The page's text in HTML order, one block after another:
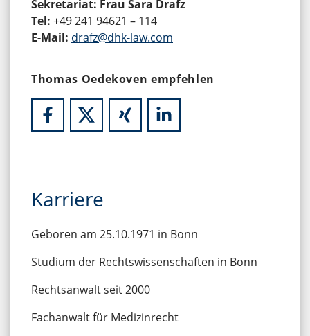
Karriere
Geboren am 25.10.1971 in Bonn
Studium der Rechtswissenschaften in Bonn
Rechtsanwalt seit 2000
Fachanwalt für Medizinrecht
Sekretariat: Frau Sara Drafz
Tel: +49 241 94621 – 114
E-Mail: drafz@dhk-law.com
Thomas Oedekoven empfehlen